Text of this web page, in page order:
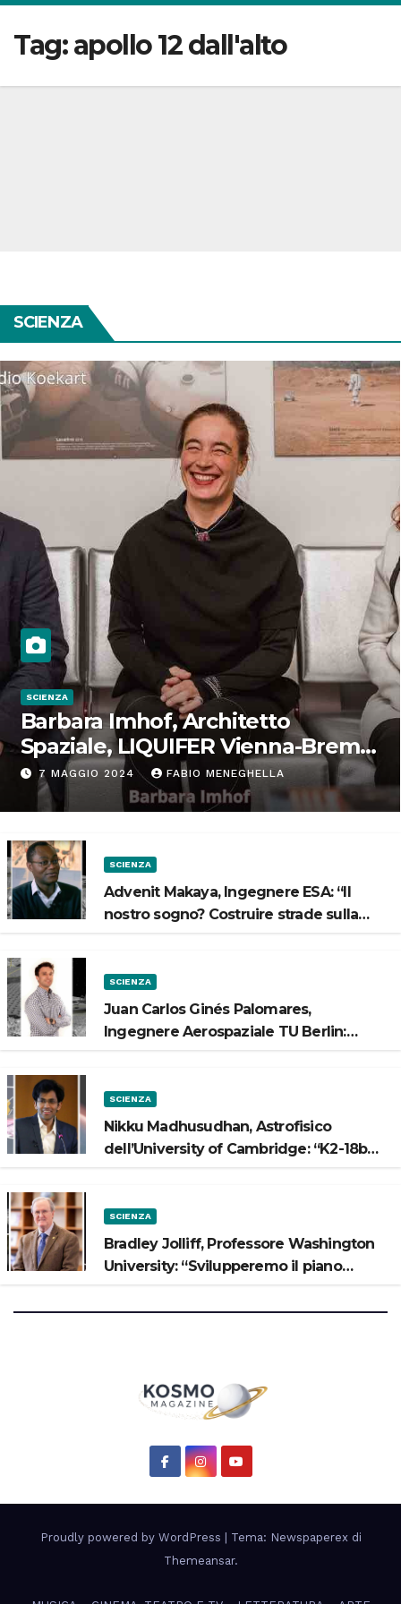
Tag:apollo 12 dall'alto
SCIENZA
SCIENZA
Barbara Imhof, Architetto
Spaziale, LIQUIFER Vienna-Brema:
“Progettiamo habitat per lo
Spazio”
7 MAGGIO 2024 FABIO MENEGHELLA
SCIENZA
Advenit Makaya, Ingegnere ESA: “Il
nostro sogno? Costruire strade sulla
SCIENZA
Juan Carlos Ginés Palomares,
Ingegnere Aerospaziale TU Berlin:
SCIENZA
Nikku Madhusudhan, Astrofisico
dell’University of Cambridge: “K2-18b
SCIENZA
Bradley Jolliff, Professore Washington
University: “Svilupperemo il piano
Proudly powered by WordPress | Tema: Newspaperex di
Themeansar.